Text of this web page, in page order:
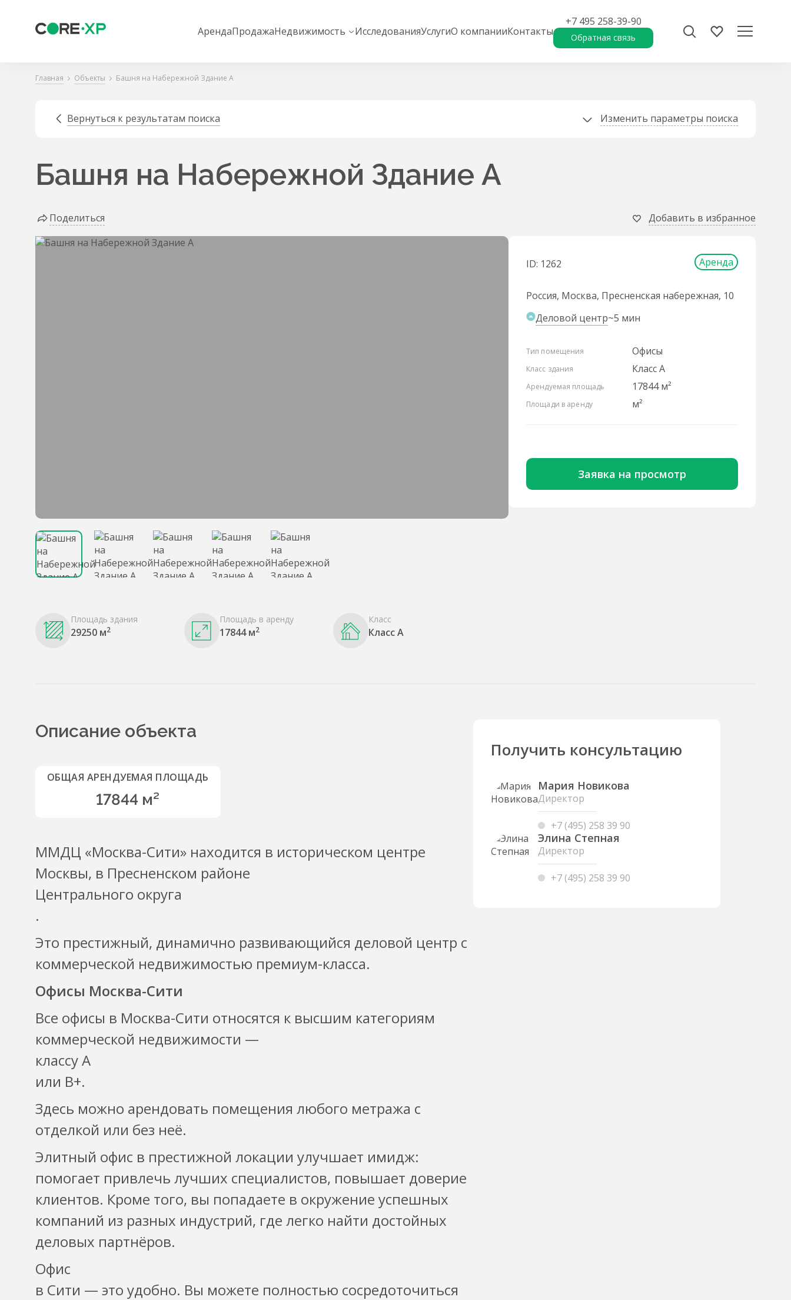
АрендаПродажаНедвижимость ИсследованияУслугиО компанииКонтакты
+7 495 258-39-90
Обратная связь
Главная Объекты Башня на Набережной Здание А
Вернуться к результатам поиска Изменить параметры поиска
Башня на Набережной Здание А
Поделиться Добавить в избранное
ID: 1262 Аренда
Россия, Москва, Пресненская набережная, 10
Деловой центр~5 мин
Тип помещения Офисы
Класс здания Класс A
Арендуемая площадь 17844 м²
Площади в аренду м²
Заявка на просмотр
Площадь здания
29250 м2
Площадь в аренду
17844 м2
Класс
Класс A
Описание объекта
ОБЩАЯ АРЕНДУЕМАЯ ПЛОЩАДЬ
17844 м²
ММДЦ «Москва-Сити» находится в историческом центре
Москвы, в Пресненском районе
Центрального округа
.
Это престижный, динамично развивающийся деловой центр с
коммерческой недвижимостью премиум-класса.
Офисы Москва-Сити
Все офисы в Москва-Сити относятся к высшим категориям
коммерческой недвижимости —
классу А
или В+.
Здесь можно арендовать помещения любого метража с
отделкой или без неё.
Элитный офис в престижной локации улучшает имидж:
помогает привлечь лучших специалистов, повышает доверие
клиентов. Кроме того, вы попадаете в окружение успешных
компаний из разных индустрий, где легко найти достойных
деловых партнёров.
Офис
в Сити — это удобно. Вы можете полностью сосредоточиться
Получить консультацию
Мария Новикова
Директор
+7 (495) 258 39 90
Элина Степная
Директор
+7 (495) 258 39 90